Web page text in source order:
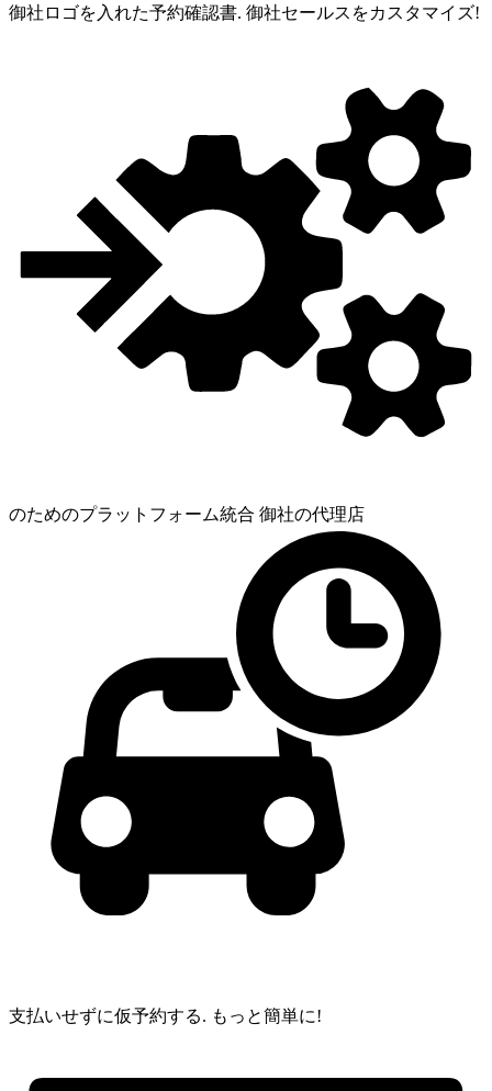
御社ロゴを入れた予約確認書. 御社セールスをカスタマイズ!
のためのプラットフォーム統合 御社の代理店
支払いせずに仮予約する. もっと簡単に!